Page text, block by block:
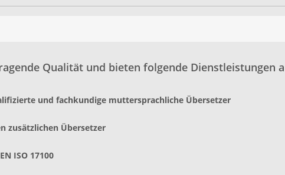
Qualität und bieten folgende Dienstleistungen
und fachkundige muttersprachliche Übersetzer
zusätzlichen Übersetzer
ISO 17100